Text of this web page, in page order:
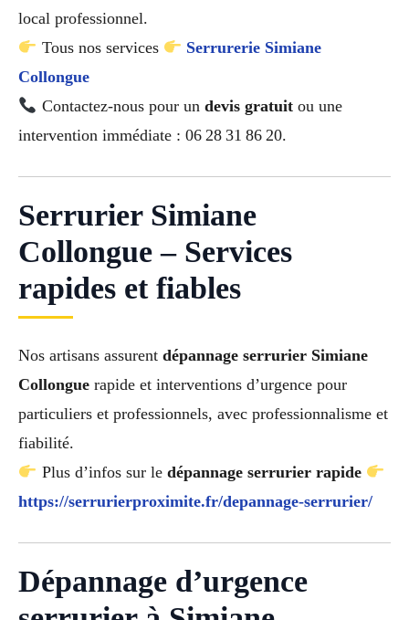
local professionnel.
Tous nos services
Serrurerie Simiane
Collongue
Contactez-nous pour un devis gratuitou une
intervention immédiate : 06 28 31 86 20.
Serrurier Simiane
Collongue – Services
rapides et fiables
Nos artisans assurent dépannage serrurier Simiane
Collongue rapide et interventions d’urgence pour
particuliers et professionnels, avec professionnalisme et
fiabilité.
Plus d’infos sur le dépannage serrurier rapide
https://serrurierproximite.fr/depannage-serrurier/
Dépannage d’urgence